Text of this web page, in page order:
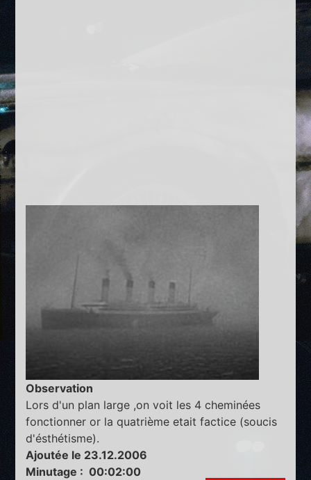
Observation
Lors d'un plan large ,on voit les 4 cheminées
fonctionner or la quatrième etait factice (soucis
d'ésthétisme).
Ajoutée le 23.12.2006
Minutage : 00:02:00